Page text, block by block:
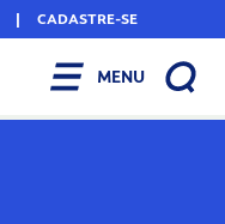
| CADASTRE-SE
MENU